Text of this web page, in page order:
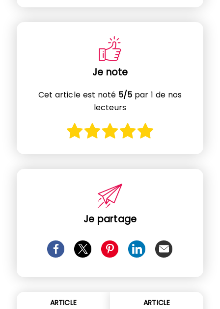
Je note
Cet article est noté 5/5 par 1 de nos
lecteurs
Je partage
ARTICLE ARTICLE